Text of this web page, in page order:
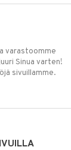
varastoomme
Sinua varten!
sivuillamme.